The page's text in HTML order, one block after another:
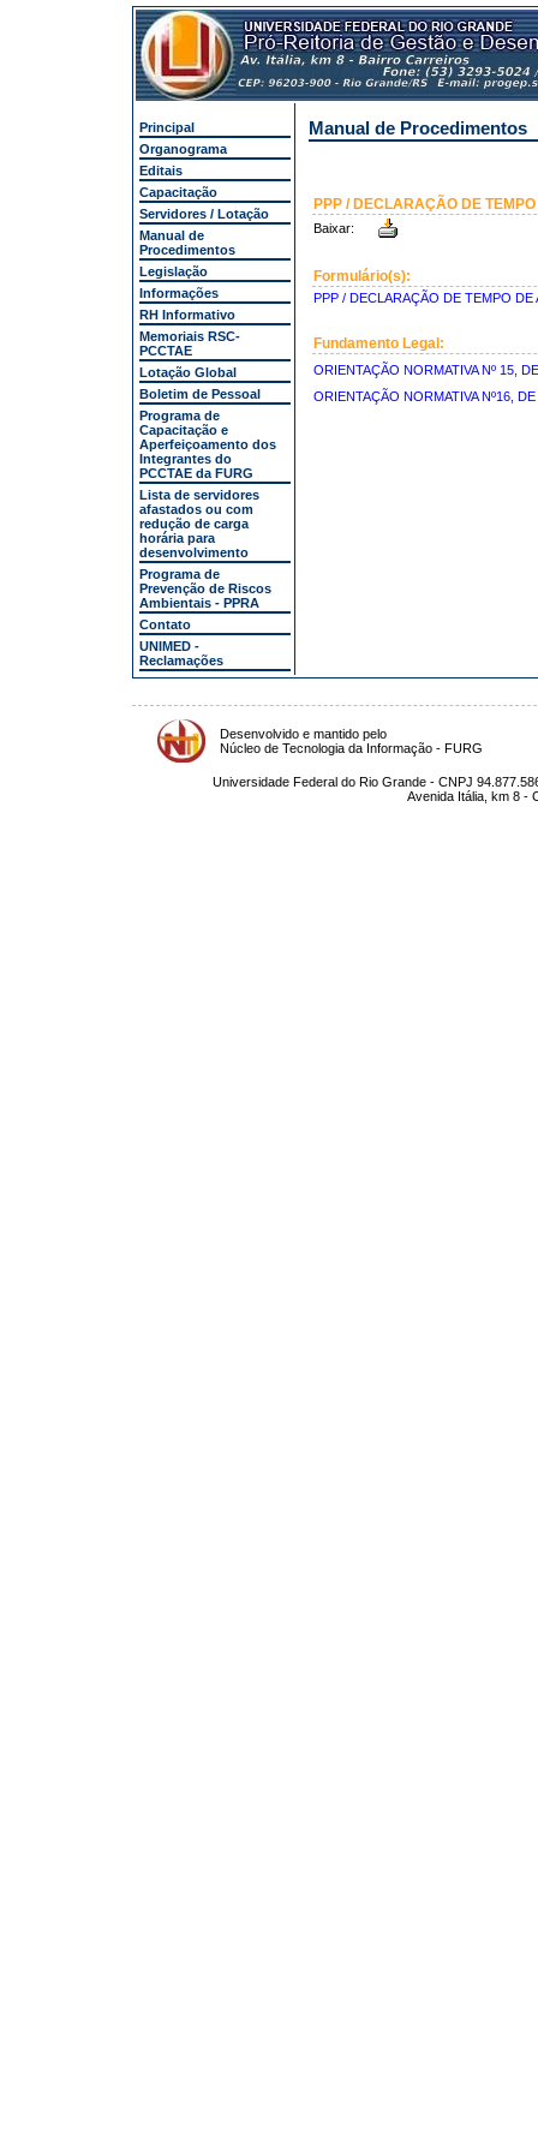
Principal
Organograma
Editais
Capacitação
Servidores / Lotação
Manual de
Procedimentos
Legislação
Informações
RH Informativo
Memoriais RSC-
PCCTAE
Lotação Global
Boletim de Pessoal
Programa de
Capacitação e
Aperfeiçoamento dos
Integrantes do
PCCTAE da FURG
Lista de servidores
afastados ou com
redução de carga
horária para
desenvolvimento
Programa de
Prevenção de Riscos
Ambientais - PPRA
Contato
UNIMED -
Reclamações
Manual de Procedimentos
PPP / DECLARAÇÃO DE
Baixar:
Formulário(s):
PPP / DECLARAÇÃO DE TEMPO DE
Fundamento Legal:
ORIENTAÇÃO NORMATIVA Nº 15,
ORIENTAÇÃO NORMATIVA Nº16,
Desenvolvido e mantido pelo
Núcleo de Tecnologia da Informação - FURG
Universidade Federal do Rio Grande - CNPJ
Avenida Itália, km 8 -